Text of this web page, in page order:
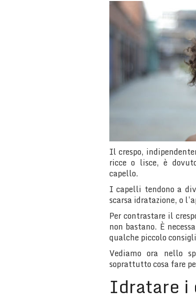
Il crespo,
ricce o lisce, è
capello.
I capelli tendono a
scarsa idratazione, o
Per contrastare il
non bastano. È
qualche piccolo
Vediamo ora nello
soprattutto cosa fare
Idratare i